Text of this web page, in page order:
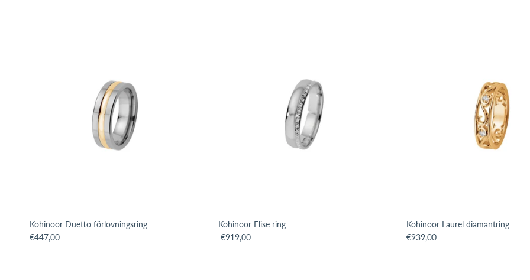
Kohinoor Duetto förlovningsring
Translation missing: sv.products.product.price.regular_price
€447,00
Kohinoor Elise ring
Translation missing: sv.products.product.price.regular_price
€919,00
Kohinoor Laurel diamantring
Translation missing:
€939,00